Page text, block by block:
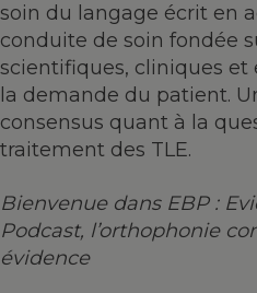
soin du langage écrit en
conduite de soin fondée
scientifiques, cliniques et
la demande du patient.
consensus quant à la
traitement des TLE.
Bienvenue dans EBP :
Podcast, l’orthophonie
évidence